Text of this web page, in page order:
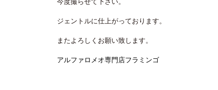
ジェントルに仕上がっております。
またよろしくお願い致します。
アルファロメオ専門店フラミンゴ